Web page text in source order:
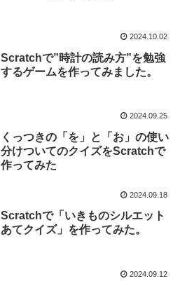
2024.10.02
Scratchで”時計の読み方”を勉強
するゲームを作ってみました。
2024.09.25
くっつきの「を」と「お」の使い
分けついてのクイズをScratchで
作ってみた
2024.09.18
Scratchで「いきものシルエット
あてクイズ」を作ってみた。
2024.09.12